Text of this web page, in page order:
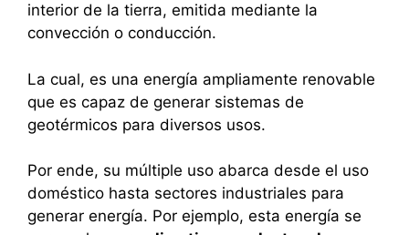
interior de la tierra, emitida mediante la
convección o conducción.
La cual, es una energía ampliamente renovable
que es capaz de generar sistemas de
geotérmicos para diversos usos.
Por ende, su múltiple uso abarca desde el uso
doméstico hasta sectores industriales para
generar energía. Por ejemplo, esta energía se